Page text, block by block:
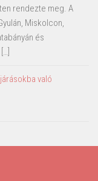
rendezte meg. A
Miskolcon,
és
való